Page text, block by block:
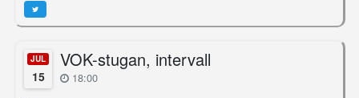
JUL
15
VOK-stugan, intervall
18:00